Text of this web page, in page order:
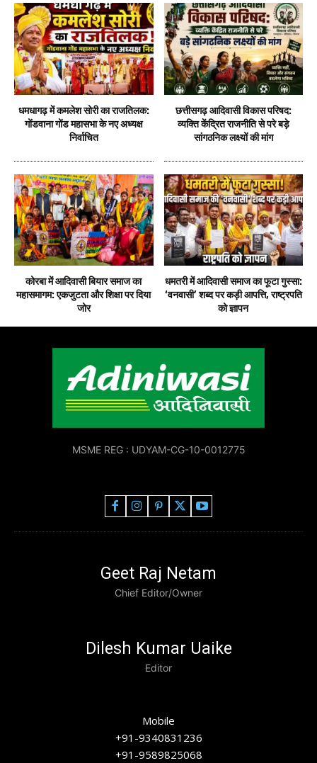
धमधागढ़ में कमलेश सोरी का राजतिलक:
गोंडवाना गोंड महासभा के नए अध्यक्ष
निर्वाचित
छत्तीसगढ़ आदिवासी विकास परिषद:
व्यक्ति केंद्रित राजनीति से परे बड़े
सांगठनिक लक्ष्यों की मांग
कोरबा में आदिवासी बियार समाज का
महासमागम: एकजुटता और शिक्षा पर दिया
जोर
धमतरी में आदिवासी समाज का फूटा गुस्सा:
‘वनवासी’ शब्द पर कड़ी आपत्ति, राष्ट्रपति
को ज्ञापन
MSME REG : UDYAM-CG-10-0012775
Geet Raj Netam
Chief Editor/Owner
Dilesh Kumar Uaike
Editor
Mobile
+91-9340831236
+91-9589825068